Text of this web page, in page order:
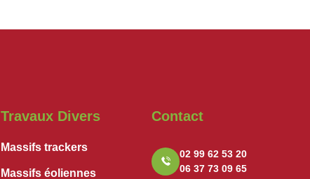
Travaux Divers
Massifs trackers
Massifs éoliennes
Contact
02 99 62 53 20
06 37 73 09 65